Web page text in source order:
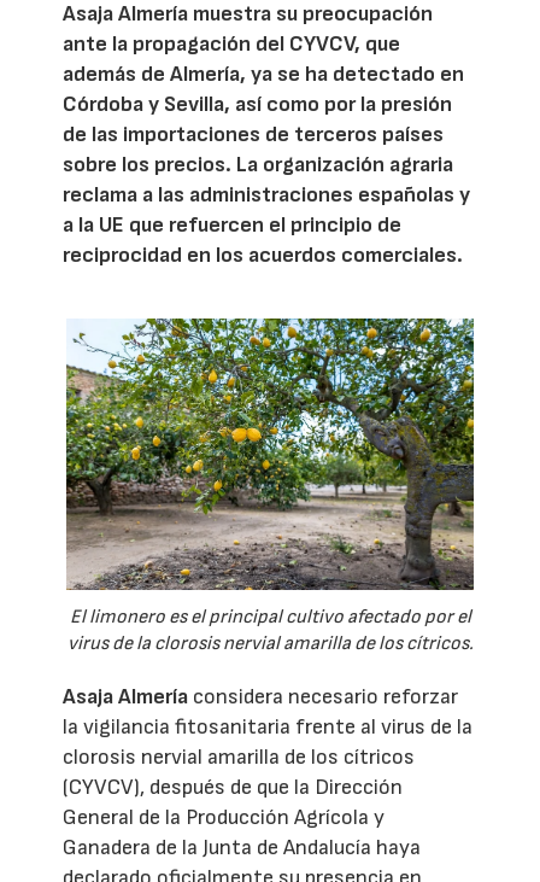
Asaja Almería muestra su preocupación
ante la propagación del CYVCV, que
además de Almería, ya se ha detectado en
Córdoba y Sevilla, así como por la presión
de las importaciones de terceros países
sobre los precios. La organización agraria
reclama a las administraciones españolas y
a la UE que refuercen el principio de
reciprocidad en los acuerdos comerciales.
El limonero es el principal cultivo afectado por el
virus de la clorosis nervial amarilla de los cítricos.
Asaja Almería considera necesario reforzar
la vigilancia fitosanitaria frente al virus de la
clorosis nervial amarilla de los cítricos
(CYVCV), después de que la Dirección
General de la Producción Agrícola y
Ganadera de la Junta de Andalucía haya